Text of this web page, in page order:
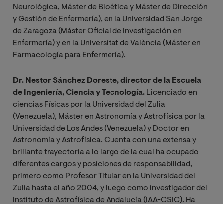
Neurológica, Máster de Bioética y Máster de Dirección
y Gestión de Enfermería), en la Universidad San Jorge
de Zaragoza (Máster Oficial de Investigación en
Enfermería) y en la Universitat de València (Máster en
Farmacología para Enfermería).
Dr. Nestor Sánchez Doreste, director de la Escuela
de Ingeniería, Ciencia y Tecnología. Licenciado en
ciencias Físicas por la Universidad del Zulia
(Venezuela), Máster en Astronomía y Astrofísica por la
Universidad de Los Andes (Venezuela) y Doctor en
Astronomía y Astrofísica. Cuenta con una extensa y
brillante trayectoria a lo largo de la cual ha ocupado
diferentes cargos y posiciones de responsabilidad,
primero como Profesor Titular en la Universidad del
Zulia hasta el año 2004, y luego como investigador del
Instituto de Astrofísica de Andalucía (IAA-CSIC). Ha